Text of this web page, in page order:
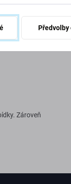
Zároveň
Předvolby